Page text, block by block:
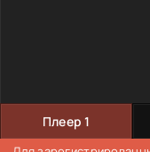
Плеер 1